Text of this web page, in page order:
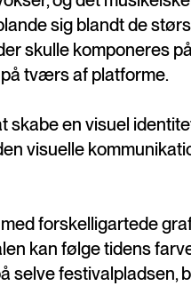
sig blandt de
skulle komponeres
tværs af platforme.
skabe en visuel
visuelle
forskelligartede
kan følge tidens
selve festivalpladsen,